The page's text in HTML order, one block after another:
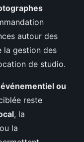
autour des
la gestion des
de studio.
ou
reste
, la
la